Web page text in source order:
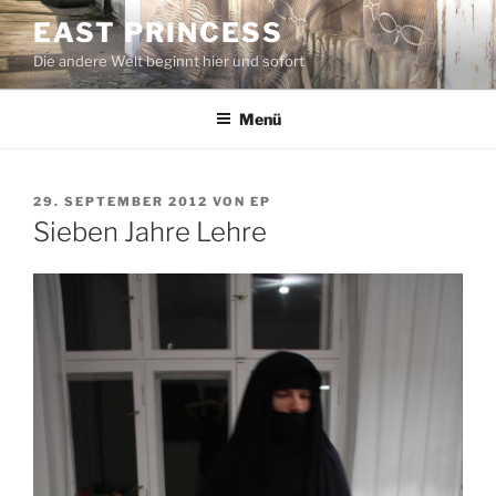
Zum
Inhalt
springen
EAST PRINCESS
Die andere Welt beginnt hier und sofort
Menü
VERÖFFENTLICHT
AM
29. SEPTEMBER 2012 VON EP
Sieben Jahre Lehre